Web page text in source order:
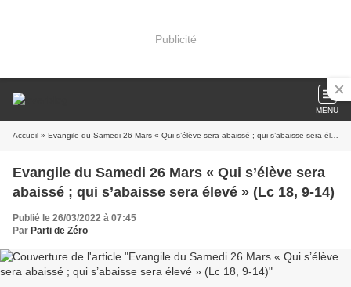
Publicité
MENU
Accueil » Evangile du Samedi 26 Mars « Qui s’élève sera abaissé ; qui s’abaisse sera élevé » (Lc 18, 9-14)
Evangile du Samedi 26 Mars « Qui s’élève sera
abaissé ; qui s’abaisse sera élevé » (Lc 18, 9-14)
Publié le 26/03/2022 à 07:45
Par Parti de Zéro